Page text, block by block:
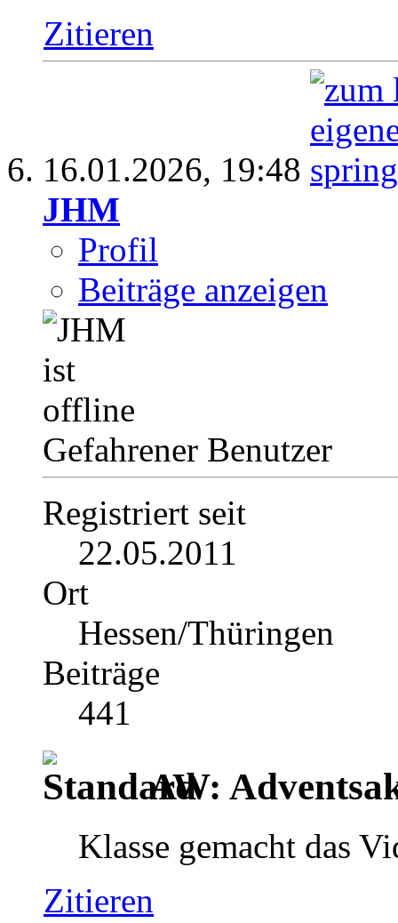
Zitieren
16.01.2026, 19:48
JHM
Profil
Beiträge anzeigen
Gefahrener Benutzer
Registriert seit
22.05.2011
Ort
Hessen/Thüringen
Beiträge
441
AW:
Klasse gemacht das
Zitieren